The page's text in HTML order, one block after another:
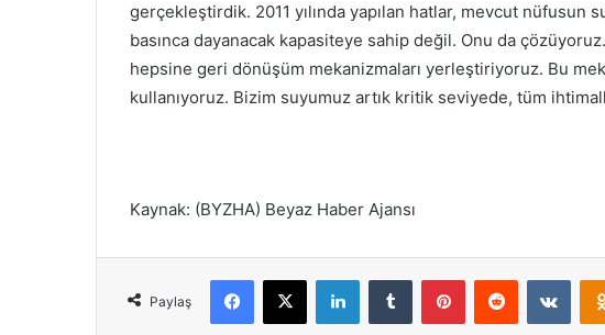
gerçekleştirdik. 2011 yılında yapılan hatlar, mevcut nüfusun
basınca dayanacak kapasiteye sahip değil. Onu da
hepsine geri dönüşüm mekanizmaları yerleştiriyoruz. Bu
kullanıyoruz. Bizim suyumuz artık kritik seviyede, tüm
Kaynak: (BYZHA) Beyaz Haber Ajansı
Paylaş